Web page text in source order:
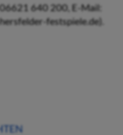
640 200, E-Mail:
festspiele.de).